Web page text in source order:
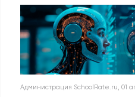
Администрация SchoolRate.ru, 01